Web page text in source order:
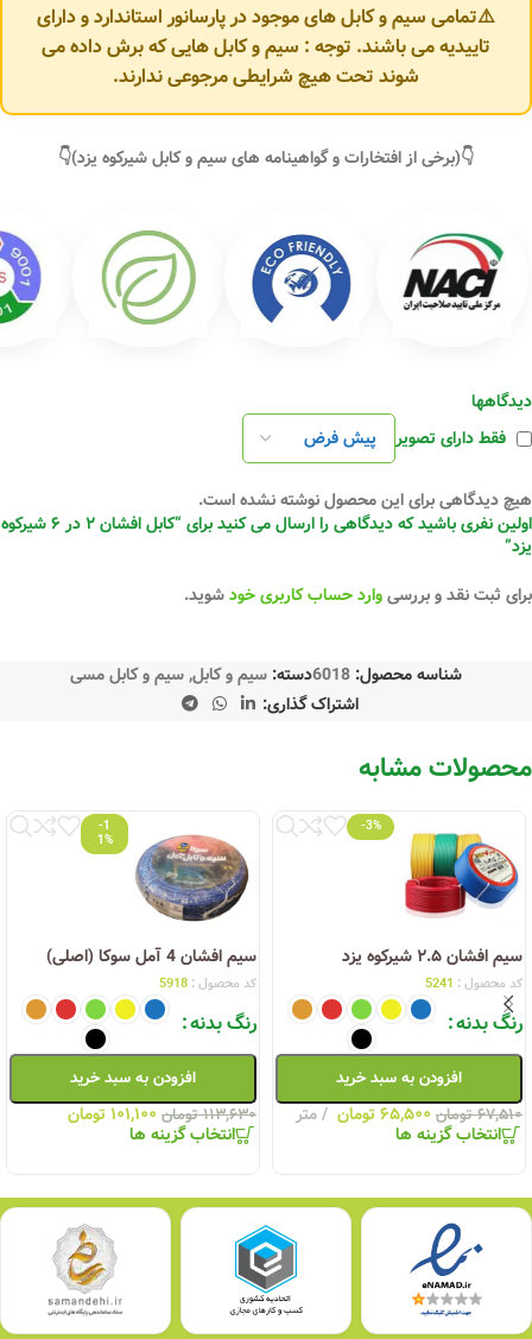
⚠️تمامی سیم و کابل های موجود در پارسانور استاندارد و دارای
تاییدیه می باشند. توجه : سیم و کابل هایی که برش داده می
شوند تحت هیچ شرایطی مرجوعی ندارند.
👇(برخی از افتخارات و گواهینامه های سیم و کابل شیرکوه یزد)👇
دیدگاهها
فقط دارای تصویر
هیچ دیدگاهی برای این محصول نوشته نشده است.
اولین نفری باشید که دیدگاهی را ارسال می کنید برای “کابل افشان ۲ در ۶ شیرکوه
یزد”
برای ثبت نقد و بررسیوارد حساب کاربری خودشوید.
شناسه محصول: 6018دسته: سیم و کابل,سیم و کابل مسی
اشتراک گذاری:
محصولات مشابه
-3%
سیم افشان ۲.۵ شیرکوه یزد
کد محصول : 5241
رنگ بدنه
افزودن به سبد خرید
۶۷,۵۱۰ تومان ۶۵,۵۰۰تومان متر
انتخاب گزینه ها
-1
1%
سیم افشان 4 آمل سوکا (اصلی)
کد محصول : 5918
رنگ بدنه
افزودن به سبد خرید
۱۱۳,۶۳۰ تومان ۱۰۱,۱۰۰ تومان
انتخاب گزینه ها